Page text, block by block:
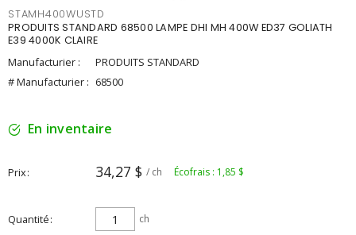
STAMH400WUSTD
PRODUITS STANDARD 68500 LAMPE DHI MH 400W ED37 GOLIATH
E39 4000K CLAIRE
Manufacturier :
PRODUITS STANDARD
# Manufacturier : 68500
En inventaire
Prix 34,27 $ / ch Écofrais : 1,85 $
Quantité ch